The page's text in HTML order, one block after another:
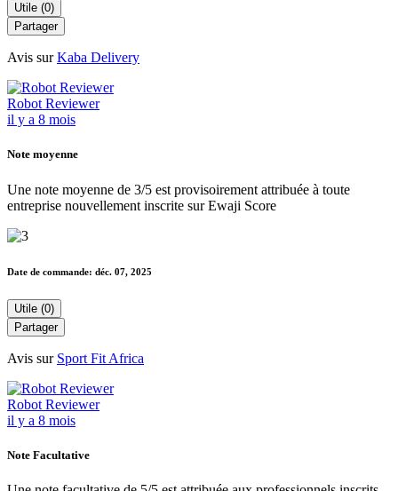
Utile (0)
Partager
Avis surKaba Delivery
Robot Reviewer
il y a 8 mois
Note moyenne
Une note moyenne de 3/5 est provisoirement attribuée à toute
entreprise nouvellement inscrite sur Ewaji Score
Date de commande: déc. 07, 2025
Utile (0)
Partager
Avis sur Sport Fit Africa
Robot Reviewer
il y a 8 mois
Note Facultative